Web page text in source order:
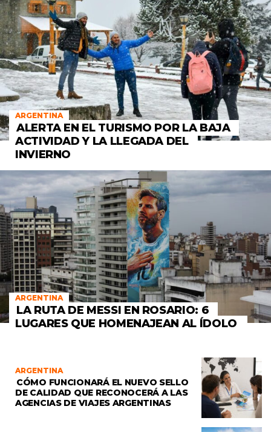
ARGENTINA
ALERTA EN EL TURISMO POR LA BAJA
ACTIVIDAD Y LA LLEGADA DEL
INVIERNO
ARGENTINA
LA RUTA DE MESSI EN ROSARIO: 6
LUGARES QUE HOMENAJEAN AL ÍDOLO
ARGENTINA
CÓMO FUNCIONARÁ EL NUEVO SELLO
DE CALIDAD QUE RECONOCERÁ A LAS
AGENCIAS DE VIAJES ARGENTINAS